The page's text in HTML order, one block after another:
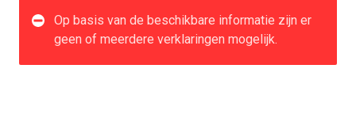
Op basis van de beschikbare informatie zijn er
geen of meerdere verklaringen mogelijk.